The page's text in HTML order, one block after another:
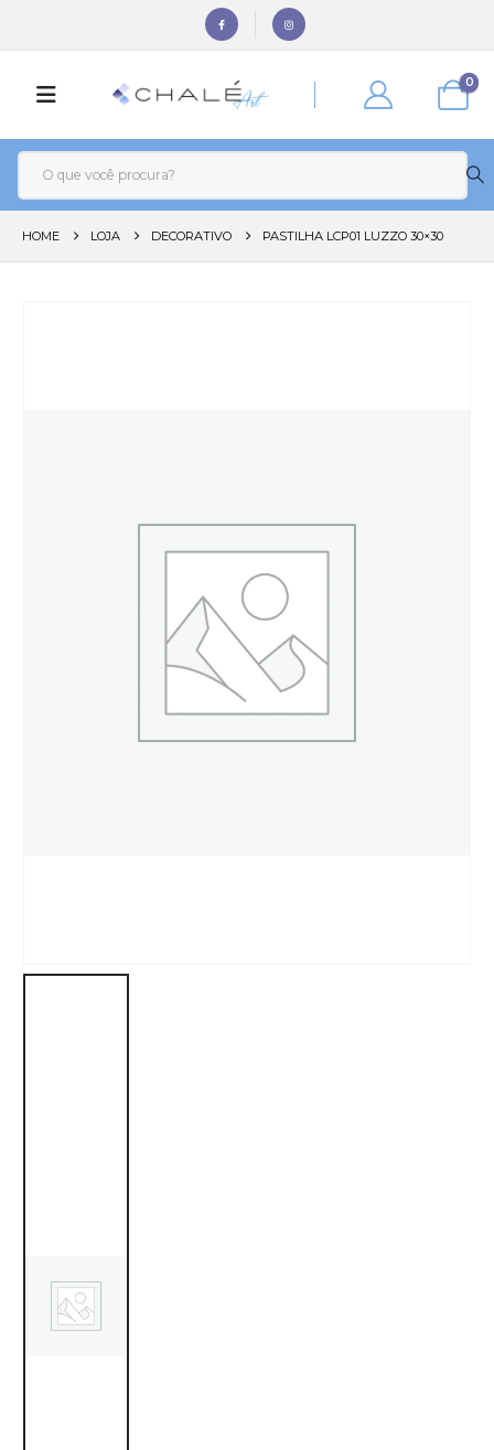
0
HOME LOJA DECORATIVO PASTILHA LCP01 LUZZO 30×30